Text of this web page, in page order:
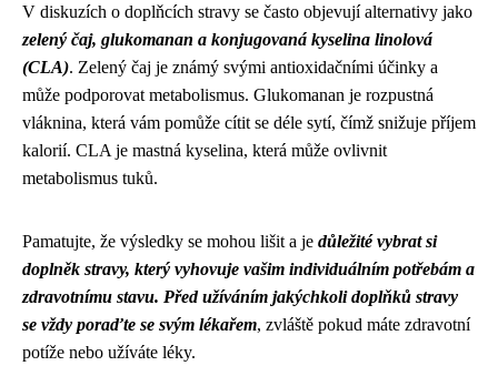
V diskuzích o doplňcích stravy se často objevují alternativy jako
zelený čaj, glukomanan a konjugovaná kyselina linolová
(CLA). Zelený čaj je známý svými antioxidačními účinky a
může podporovat metabolismus. Glukomanan je rozpustná
vláknina, která vám pomůže cítit se déle sytí, čímž snižuje příjem
kalorií. CLA je mastná kyselina, která může ovlivnit
metabolismus tuků.
Pamatujte, že výsledky se mohou lišit a je důležité vybrat si
doplněk stravy, který vyhovuje vašim individuálním potřebám a
zdravotnímu stavu. Před užíváním jakýchkoli doplňků stravy
se vždy poraďte se svým lékařem, zvláště pokud máte zdravotní
potíže nebo užíváte léky.